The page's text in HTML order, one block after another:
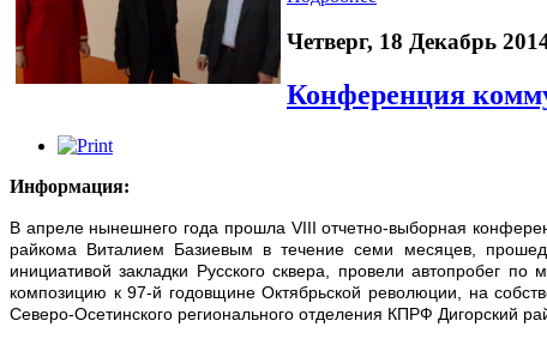
Четверг, 18 Декабрь
Конференция
Информация:
В апреле нынешнего года прошла VIII отчетно-выборная
райкома Виталием Базиевым в течение семи месяцев,
инициативой закладки Русского сквера, провели автопробег
композицию к 97-й годовщине Октябрьской революции, на
Северо-Осетинского регионального отделения КПРФ Дигорский